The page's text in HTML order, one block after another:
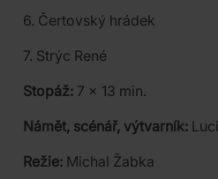
6. Čertovský hrádek
7. Strýc René
Stopáž: 7 x 13 min.
Námět, scénář, výtvarník:
Režie: Michal Žabka